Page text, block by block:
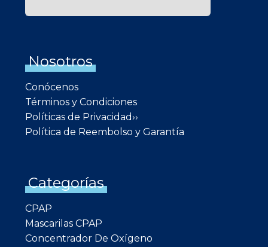
Nosotros
Conócenos
Términos y Condiciones
Políticas de Privacidad››
Política de Reembolso y Garantía
Categorías
CPAP
Mascarilas CPAP
Concentrador De Oxígeno